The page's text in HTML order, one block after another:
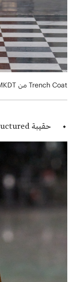
Trench Coat من MKDT
حقيبة structured